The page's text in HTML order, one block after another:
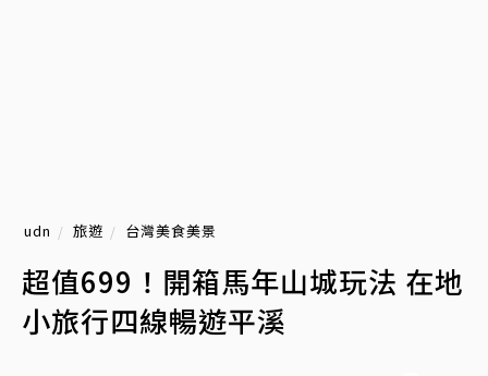
udn 旅遊 台灣美食美景
超值699！開箱馬年山城玩法 在地
小旅行四線暢遊平溪